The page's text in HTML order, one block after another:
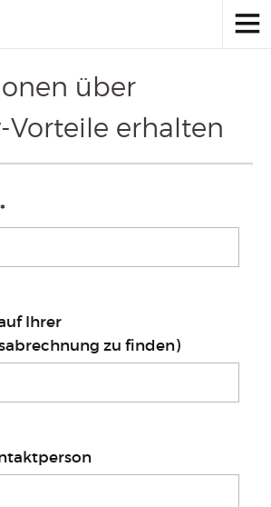
Français Deutsch
über
Vorteile erhalten
*
Ihrer
zu finden)